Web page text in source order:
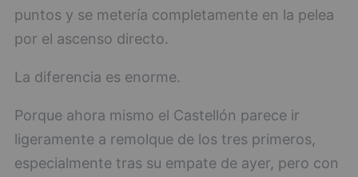
puntos y se metería completamente en la pelea
por el ascenso directo.
La diferencia es enorme.
Porque ahora mismo el Castellón parece ir
ligeramente a remolque de los tres primeros,
especialmente tras su empate de ayer, pero con